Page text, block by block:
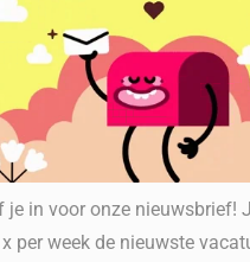
je in voor onze nieuwsbrief!
per week de nieuwste